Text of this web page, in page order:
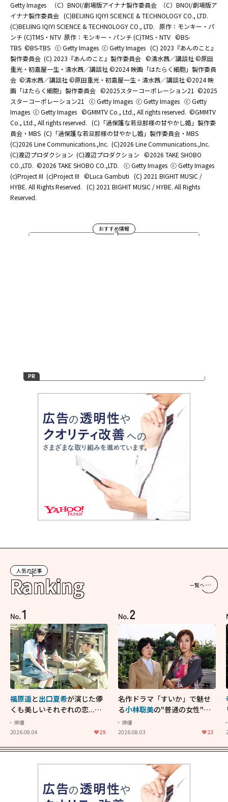
Getty Images （C）BNOI/劇場版アイナナ製作委員会
（C）BNOI/劇場版ア
イナナ製作委員会 (C)BEIJING IQIYI SCIENCE & TECHNOLOGY CO., LTD.
(C)BEIJING IQIYI SCIENCE & TECHNOLOGY CO., LTD.
原作：モンキー・パ
ンチ (C)TMS・NTV 原作：モンキー・パンチ (C)TMS・NTV ©BS-
TBS ©BS-TBS ⓒ Getty Images ⓒ Getty Images (C) 2023『あんのこと』
製作委員会 (C) 2023『あんのこと』製作委員会 ©清水茜／講談社 ©原田
重光・初嘉屋一生・清水茜／講談社 ©2024 映画「はたらく細胞」製作委員
会 ©清水茜／講談社 ©原田重光・初嘉屋一生・清水茜／講談社 ©2024 映
画「はたらく細胞」製作委員会 ©2025スターコーポレーション21 ©2025
スターコーポレーション21
ⓒ Getty Images ⓒ Getty Images ⓒ Getty
Images ⓒ Getty Images ©GMMTV Co., Ltd., All rights reserved. ©GMMTV
Co., Ltd., All rights reserved. (C)「過保護な若旦那様の甘やかし婚」製作委
員会・MBS (C)「過保護な若旦那様の甘やかし婚」製作委員会・MBS
(C)2026 Line Communications.,Inc. (C)2026 Line Communications.,Inc.
(C)渡辺プロダクション (C)渡辺プロダクション ©2026 TAKE SHOBO
CO.,LTD. ©2026 TAKE SHOBO CO.,LTD. ⓒ Getty Images ⓒ Getty Images
(c)Project III (c)Project III ©Luca Gambuti (C) 2021 BIGHIT MUSIC /
HYBE. All Rights Reserved. (C) 2021 BIGHIT MUSIC / HYBE. All Rights
Reserved.
おすすめ情報
人気の記事
Ranking 一覧へ
No.1
福原遥と出口夏希が演じた儚
くも美しいそれぞれの恋...生
きることの尊さを教えてくれ
た映画「あの花が咲く丘で、
俳優
2026.08.04
29
No.2
名作ドラマ「すいか」で魅せ
る小林聡美の"普通の女性"が
大人に刺さる...映画「かもめ
食堂」にも通じる静かな芝居
俳優
2026.08.03
23